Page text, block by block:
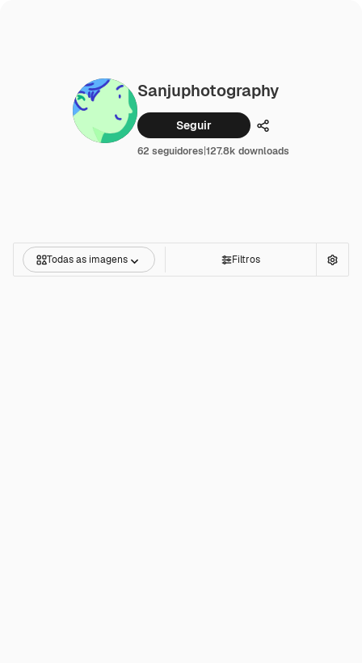
Sanjuphotography
Seguir Compartilhar
62 seguidores|127.8k downloads
Todas as imagens Filtros